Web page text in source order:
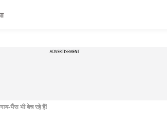
ADVERTISEMENT
भैंस भी बेच रहे हैं!